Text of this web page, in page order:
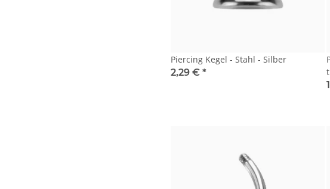
Piercing Kegel - Stahl - Silber
2,29 €*